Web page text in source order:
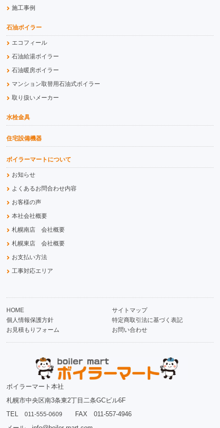
施工事例
石油ボイラー
エコフィール
石油給湯ボイラー
石油暖房ボイラー
マンション取替用石油式ボイラー
取り扱いメーカー
水栓金具
住宅設備機器
ボイラーマートについて
お知らせ
よくあるお問合わせ内容
お客様の声
本社会社概要
札幌南店 会社概要
札幌東店 会社概要
お支払い方法
工事対応エリア
HOME
サイトマップ
個人情報保護方針
特定商取引法に基づく表記
お見積もりフォーム
お問い合わせ
ボイラーマート本社
札幌市中央区南3条東2丁目二条GCビル6F
TEL011-555-0609
FAX 011-557-4946